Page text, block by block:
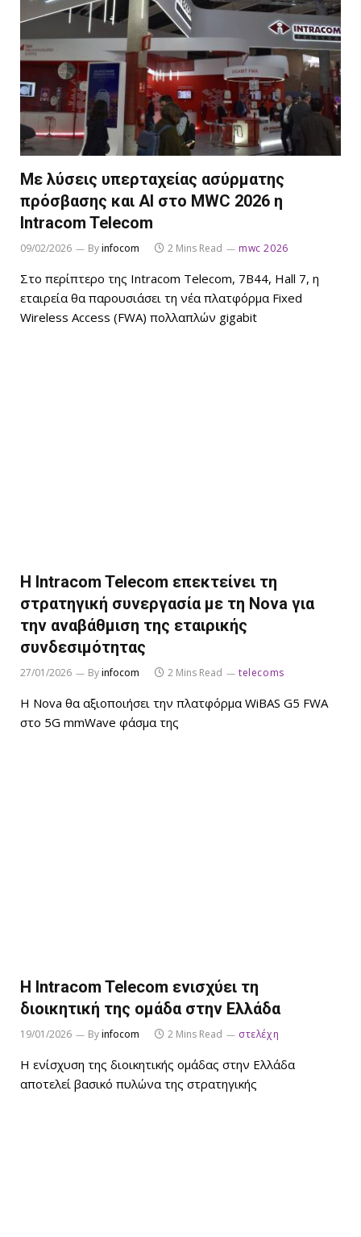
Με λύσεις υπερταχείας ασύρματης
πρόσβασης και AI στο MWC 2026 η
Intracom Telecom
09/02/2026 Byinfocom 2 Mins Read mwc 2026
Στο περίπτερο της Intracom Telecom, 7B44, Hall 7, η
εταιρεία θα παρουσιάσει τη νέα πλατφόρμα Fixed
Wireless Access (FWA) πολλαπλών gigabit
Η Intracom Telecom επεκτείνει τη
στρατηγική συνεργασία με τη Nova για
την αναβάθμιση της εταιρικής
συνδεσιμότητας
27/01/2026 Byinfocom 2 Mins Read telecoms
Η Nova θα αξιοποιήσει την πλατφόρμα WiBAS G5 FWA
στο 5G mmWave φάσμα της
Η Intracom Telecom ενισχύει τη
διοικητική της ομάδα στην Ελλάδα
19/01/2026 Byinfocom 2 Mins Read στελέχη
Η ενίσχυση της διοικητικής ομάδας στην Ελλάδα
αποτελεί βασικό πυλώνα της στρατηγικής